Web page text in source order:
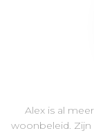
Alex is al
woonbeleid. Zijn